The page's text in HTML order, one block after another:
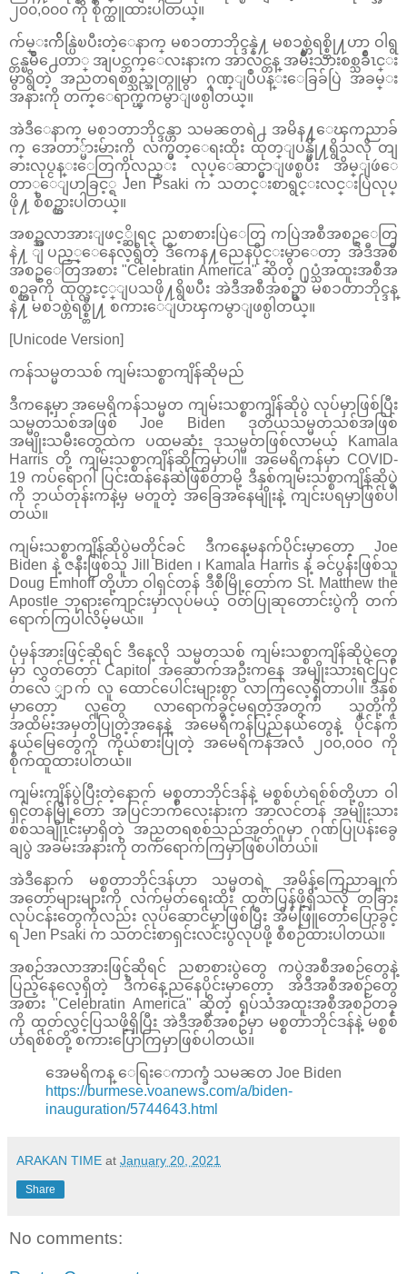
၂၀၀,၀၀၀ ကို စိုက္ထူထားပါတယ္။
က်မ္းက်ိန္ပြဲၿပီးတဲ့ေနာက္ မစၥတာဘိုင္ဒန္နဲ႔ မစၥစ္ဟဲရစ္စ္တို႔ဟာ ဝါရွ
င္တန္ၿမိဳ႕ေတာ္ အျပင္ဘက္ေလးနားက အာလင္တန္ အမ်ိဳးသားစစ္သခ်ိဳၤင္း
မွာရွိတဲ့ အညတရစစ္သည္အုတ္ဂူမွာ ဂုဏ္ျပဳပန္းေခြခ်ပြဲ အခမ္း
အနားကို တက္ေရာက္ၾကမွာျဖစ္ပါတယ္။
အဲဒီေနာက္ မစၥတာဘိုင္ဒန္ဟာ သမၼတရဲ႕ အမိန႔္ေၾကညာခ်
က္ အေတာ္မ်ားမ်ားကို လက္မွတ္ေရးထိုး ထုတ္ျပန္ဖို႔ရွိသလို တျ
ခားလုပ္ငန္းေတြကိုလည္း လုပ္ေဆာင္မွာျဖစ္ၿပီး အိမ္ျဖဴေ
တာ္ေျပာခြင့္ရ Jen Psaki က သတင္းစာရွင္းလင္းပြဲလုပ္
ဖို႔ စီစဥ္ထားပါတယ္။
အစဥ္အလာအားျဖင့္ဆိုရင္ ညစာစားပြဲေတြ ကပြဲအစီအစဥ္ေတြ
နဲ႔ ျပည့္ေနေလ့ရွိတဲ့ ဒီကေန႔ညေနပိုင္းမွာေတာ့ အဲဒီအစီ
အစဥ္ေတြအစား "Celebratin America" ဆိုတဲ့ ႐ုပ္သံအထူးအစီအ
စဥ္တခုကို ထုတ္လႊင့္ျပသဖို႔ရွိၿပီး အဲဒီအစီအစဥ္မွာ မစၥတာဘိုင္ဒန္
နဲ႔ မစၥစ္ဟဲရစ္စ္တို႔ စကားေျပာၾကမွာျဖစ္ပါတယ္။
[Unicode Version]
ကန်သမ္မတသစ် ကျမ်းသစ္စာကျိန်ဆိုမည်
ဒီကနေ့မှာ အမေရိကန်သမ္မတ ကျမ်းသစ္စာကျိန်ဆိုပွဲ လုပ်မှာဖြစ်ပြီး
သမ္မတသစ်အဖြစ် Joe Biden ဒုတိယသမ္မတသစ်အဖြစ်
အမျိုးသမီးတွေထဲက ပထမဆုံး ဒုသမ္မတဖြစ်လာမယ့် Kamala
Harris တို့ ကျမ်းသစ္စာကျိန်ဆိုကြမှာပါ။ အမေရိကန်မှာ COVID-
19 ကပ်ရောဂါ ပြင်းထန်နေဆဲဖြစ်တာမို့ ဒီနှစ်ကျမ်းသစ္စာကျိန်ဆိုပွဲ
ကို ဘယ်တုန်းကနဲ့မှ မတူတဲ့ အခြေအနေမျိုးနဲ့ ကျင်းပရမှာဖြစ်ပါ
တယ်။
ကျမ်းသစ္စာကျိန်ဆိုပွဲမတိုင်ခင် ဒီကနေ့မနက်ပိုင်းမှာတော့ Joe
Biden နဲ့ ဇနီးဖြစ်သူ Jill Biden ၊ Kamala Harris နဲ့ ခင်ပွန်းဖြစ်သူ
Doug Emhoff တို့ဟာ ဝါရှင်တန် ဒီစီမြို့တော်က St. Matthew the
Apostle ဘုရားကျောင်းမှာလုပ်မယ့် ဝတ်ပြုဆုတောင်းပွဲကို တက်
ရောက်ကြပါလိမ့်မယ်။
ပုံမှန်အားဖြင့်ဆိုရင် ဒီနေ့လို သမ္မတသစ် ကျမ်းသစ္စာကျိန်ဆိုပွဲတွေ
မှာ လွှတ်တော် Capitol အဆောက်အဦးကနေ အမျိုးသားရင်ပြင်
တလေ ျှာက် လူ ထောင်ပေါင်းများစွာ လာကြလေ့ရှိတာပါ။ ဒီနှစ်
မှာတော့ လူတွေ လာရောက်ခွင့်မရတဲ့အတွက် သူတို့ကို
အထိမ်းအမှတ်ပြုတဲ့အနေနဲ့ အမေရိကန်ပြည်နယ်တွေနဲ့ ပိုင်နက်
နယ်မြေတွေကို ကိုယ်စားပြုတဲ့ အမေရိကန်အလံ ၂၀၀,၀၀၀ ကို
စိုက်ထူထားပါတယ်။
ကျမ်းကျိန်ပွဲပြီးတဲ့နောက် မစ္စတာဘိုင်ဒန်နဲ့ မစ္စစ်ဟဲရစ်စ်တို့ဟာ ဝါ
ရှင်တန်မြို့တော် အပြင်ဘက်လေးနားက အာလင်တန် အမျိုးသား
စစ်သချိုၤင်းမှာရှိတဲ့ အညတရစစ်သည်အုတ်ဂူမှာ ဂုဏ်ပြုပန်းခွေ
ချပွဲ အခမ်းအနားကို တက်ရောက်ကြမှာဖြစ်ပါတယ်။
အဲဒီနောက် မစ္စတာဘိုင်ဒန်ဟာ သမ္မတရဲ့ အမိန့်ကြေညာချက်
အတော်များများကို လက်မှတ်ရေးထိုး ထုတ်ပြန်ဖို့ရှိသလို တခြား
လုပ်ငန်းတွေကိုလည်း လုပ်ဆောင်မှာဖြစ်ပြီး အိမ်ဖြူတော်ပြောခွင့်
ရ Jen Psaki က သတင်းစာရှင်းလင်းပွဲလုပ်ဖို့ စီစဉ်ထားပါတယ်။
အစဉ်အလာအားဖြင့်ဆိုရင် ညစာစားပွဲတွေ ကပွဲအစီအစဉ်တွေနဲ့
ပြည့်နေလေ့ရှိတဲ့ ဒီကနေ့ညနေပိုင်းမှာတော့ အဲဒီအစီအစဉ်တွေ
အစား "Celebratin America" ဆိုတဲ့ ရုပ်သံအထူးအစီအစဉ်တခု
ကို ထုတ်လွှင့်ပြသဖို့ရှိပြီး အဲဒီအစီအစဉ်မှာ မစ္စတာဘိုင်ဒန်နဲ့ မစ္စစ်
ဟဲရစ်စ်တို့ စကားပြောကြမှာဖြစ်ပါတယ်။
အေမရိကန္ ေရြးေကာက္ခံ သမၼတ Joe Biden
https://burmese.voanews.com/a/biden-
inauguration/5744643.html
ARAKAN TIME at January 20, 2021
Share
No comments: